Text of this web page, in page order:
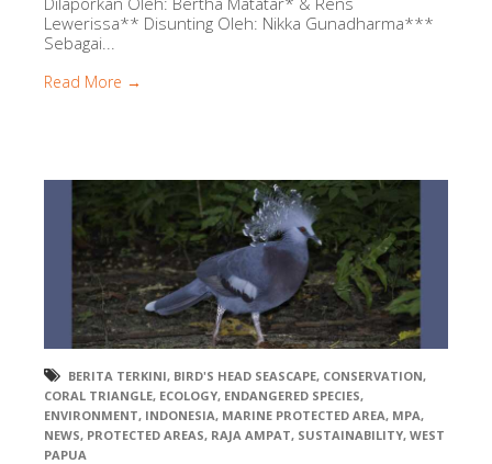
Lewerissa** Disunting Oleh: Nikka Gunadharma***
Sebagai...
Read More →
BERITA TERKINI, BIRD'S HEAD SEASCAPE, CONSERVATION,
CORAL TRIANGLE, ECOLOGY, ENDANGERED SPECIES,
ENVIRONMENT, INDONESIA, MARINE PROTECTED AREA, MPA,
NEWS, PROTECTED AREAS, RAJA AMPAT, SUSTAINABILITY, WEST
PAPUA